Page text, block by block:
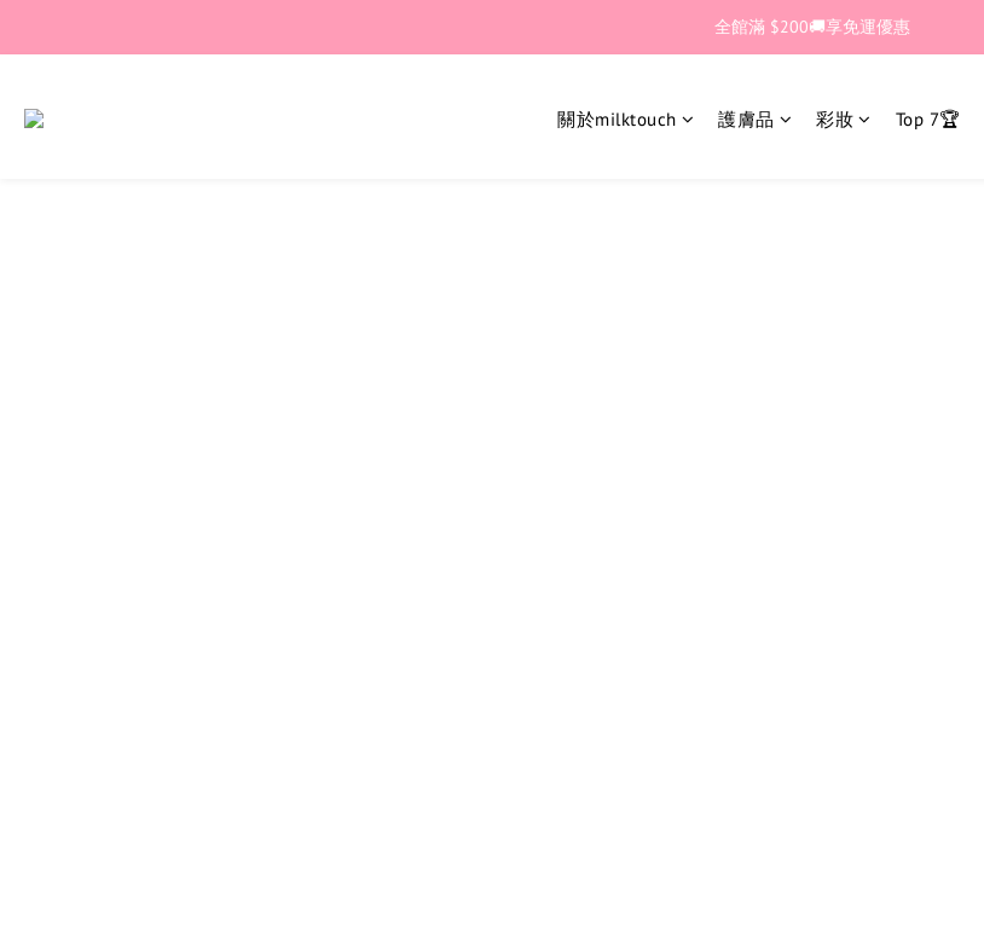
🎊加入官網會員 即獲$30購物金💰
全館滿 $200🚚享免運優惠
關於milktouch 護膚品 彩妝 Top 7🏆